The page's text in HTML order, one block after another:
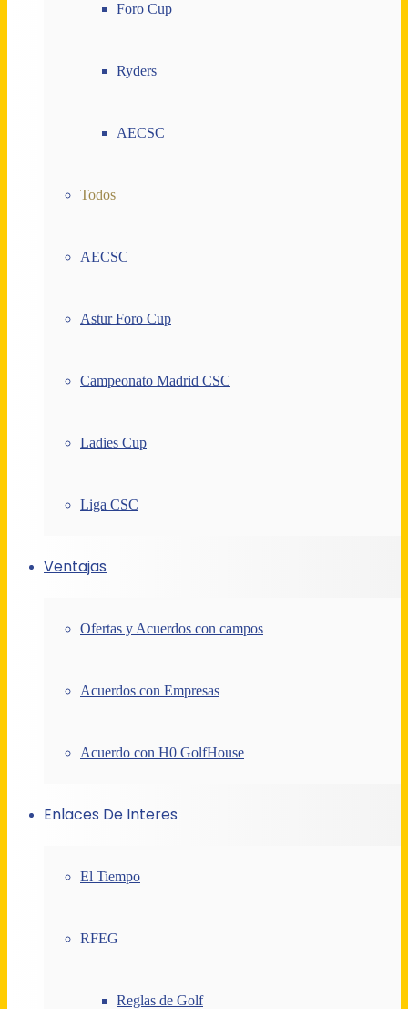
Foro Cup
Ryders
AECSC
Todos
AECSC
Astur Foro Cup
Campeonato Madrid CSC
Ladies Cup
Liga CSC
Ventajas
Ofertas y Acuerdos con campos
Acuerdos con Empresas
Acuerdo con H0 GolfHouse
Enlaces De Interes
El Tiempo
RFEG
Reglas de Golf